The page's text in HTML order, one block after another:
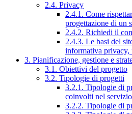
2.4. Privacy
2.4.1. Come
progettazione di un
2.4.2. Richiedi il
2.4.3. Le basi del
informativa
3. Pianificazione, gestione e
3.1. Obiettivi del progetto
3.2. Tipologie di progetti
3.2.1. Tipologie di
coinvolti nel servizio
3.2.2. Tipologie di